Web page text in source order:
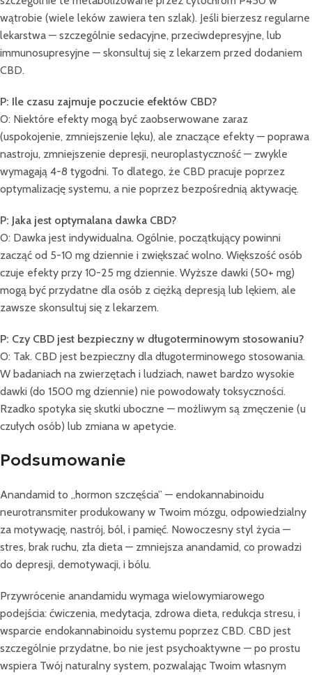
wątrobie (wiele leków zawiera ten szlak). Jeśli bierzesz regularne
lekarstwa — szczególnie sedacyjne, przeciwdepresyjne, lub
immunosupresyjne — skonsultuj się z lekarzem przed dodaniem
CBD.
P: Ile czasu zajmuje poczucie efektów CBD?
O: Niektóre efekty mogą być zaobserwowane zaraz
(uspokojenie, zmniejszenie lęku), ale znaczące efekty — poprawa
nastroju, zmniejszenie depresji, neuroplastyczność — zwykle
wymagają 4-8 tygodni. To dlatego, że CBD pracuje poprzez
optymalizację systemu, a nie poprzez bezpośrednią aktywację.
P: Jaka jest optymalana dawka CBD?
O: Dawka jest indywidualna. Ogólnie, początkujący powinni
zacząć od 5-10 mg dziennie i zwiększać wolno. Większość osób
czuje efekty przy 10-25 mg dziennie. Wyższe dawki (50+ mg)
mogą być przydatne dla osób z ciężką depresją lub lękiem, ale
zawsze skonsultuj się z lekarzem.
P: Czy CBD jest bezpieczny w długoterminowym stosowaniu?
O: Tak. CBD jest bezpieczny dla długoterminowego stosowania.
W badaniach na zwierzętach i ludziach, nawet bardzo wysokie
dawki (do 1500 mg dziennie) nie powodowały toksyczności.
Rzadko spotyka się skutki uboczne — możliwym są zmęczenie (u
czułych osób) lub zmiana w apetycie.
Podsumowanie
Anandamid to „hormon szczęścia” — endokannabinoidu
neurotransmiter produkowany w Twoim mózgu, odpowiedzialny
za motywację, nastrój, ból, i pamięć. Nowoczesny styl życia —
stres, brak ruchu, zła dieta — zmniejsza anandamid, co prowadzi
do depresji, demotywacji, i bólu.
Przywrócenie anandamidu wymaga wielowymiarowego
podejścia: ćwiczenia, medytacja, zdrowa dieta, redukcja stresu, i
wsparcie endokannabinoidu systemu poprzez CBD. CBD jest
szczególnie przydatne, bo nie jest psychoaktywne — po prostu
wspiera Twój naturalny system, pozwalając Twoim własnym